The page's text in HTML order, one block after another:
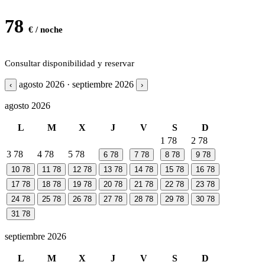
78 € / noche
Consultar disponibilidad y reservar
‹ agosto 2026 · septiembre 2026 ›
agosto 2026
L M X J V S
D
1 78 2 78
3 78 4 78 5 78 6 78 7 78 8 78 9 78
10 78 11 78 12 78 13 78 14 78 15 78 16 78
17 78 18 78 19 78 20 78 21 78 22 78 23 78
24 78 25 78 26 78 27 78 28 78 29 78 30 78
31 78
septiembre 2026
L M X J V S D